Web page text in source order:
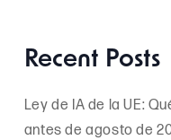
Recent Posts
Ley de IA de la UE:
antes de agosto de